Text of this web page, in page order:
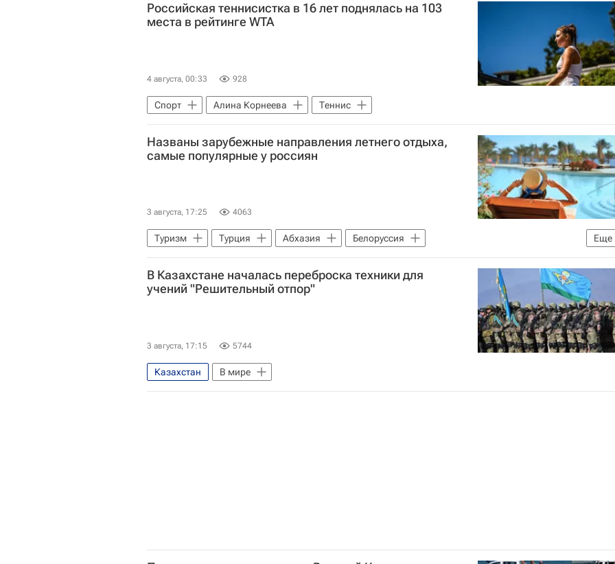
Российская теннисистка в 16 лет поднялась на 103
места в рейтинге WTA
4 августа, 00:33 928
Спорт Алина Корнеева Теннис
Названы зарубежные направления летнего отдыха,
самые популярные у россиян
3 августа, 17:25 4063
Еще
Туризм Турция Абхазия
Белоруссия
Российский союз туриндустрии (РСТ)
Новости - Туризм
В Казахстане началась переброска техники для
учений "Решительный отпор"
3 августа, 17:15 5744
Казахстан В мире